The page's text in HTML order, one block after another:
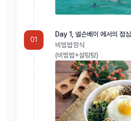
01
Day 1, 넬슨베이 에서의 점심
비빔밥정식
(비빔밥+설렁탕)